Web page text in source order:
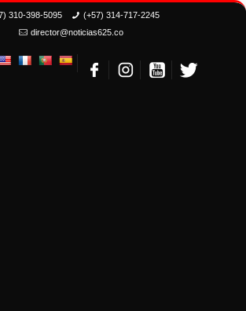
310-398-5095
(+57) 314-717-2245
director@noticias625.co